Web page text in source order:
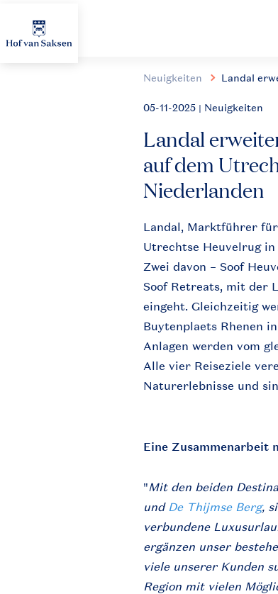
Neuigkeiten Landal
05-11-2025 | Neuigkeiten
Landal
auf dem
Niederlanden
Landal, Marktführer
Utrechtse Heuvelrug
Zwei davon – Soof
Soof Retreats, mit der
eingeht. Gleichzeitig
Buytenplaets Rhenen
Anlagen werden vom
Alle vier Reiseziele
Naturerlebnisse und
Eine Zusammenarbeit
"Mit den beiden
und De Thijmse Berg,
verbundene
ergänzen unser
viele unserer Kunden
Region mit vielen